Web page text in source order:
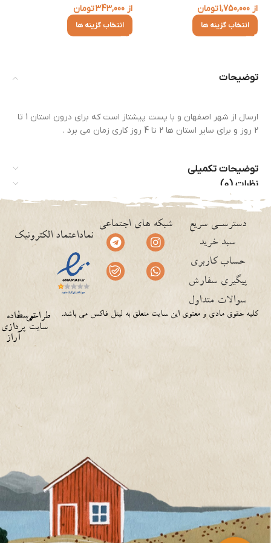
از1,750,000تومان
انتخاب گزینه ها
از343,000تومان
انتخاب گزینه ها
توضیحات
ارسال از شهر اصفهان و با پست پیشتاز است که برای درون استان 1 تا
2 روز و برای سایر استان ها 2 تا 4 روز کاری زمان می برد .
توضیحات تکمیلی
نظرات (0)
دسترسـی سریع
سبد خرید
حساب کاربری
پیگیری سفارش
سوالات متداول
شبکه های اجتماعی
نماداعتماد الکترونیک
داده
پردازی
آراز
توسططراحی
سایت
کلیه حقوق مادی و معنوی این سایت متعلق به لیتل فاکس می باشد.